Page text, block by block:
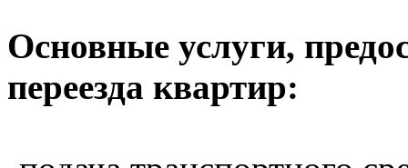
Основные услуги,
переезда квартир: